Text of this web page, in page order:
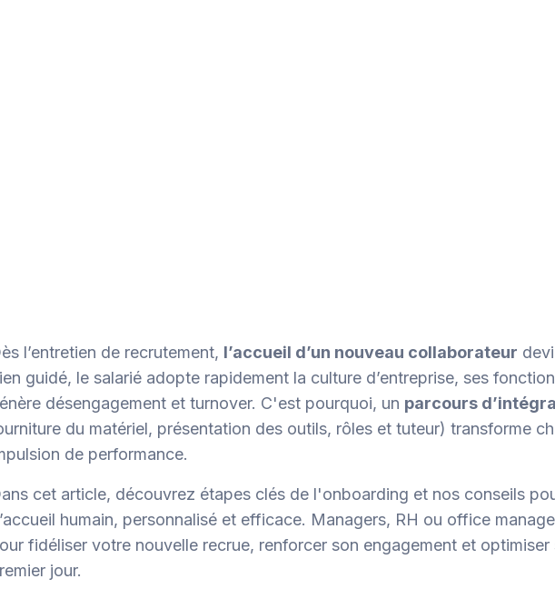
l’entretien de recrutement, l’accueil d’un nouveau collaborateur
guidé, le salarié adopte rapidement la culture d’entreprise, ses
désengagement et turnover. C'est pourquoi, un parcours
du matériel, présentation des outils, rôles et tuteur) transforme
de performance.
cet article, découvrez étapes clés de l'onboarding et nos conseils
humain, personnalisé et efficace. Managers, RH ou office
fidéliser votre nouvelle recrue, renforcer son engagement et
jour.